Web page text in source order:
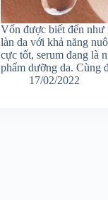
Vốn được biết đến như
làn da với khả năng
cực tốt, serum đang là
phẩm dưỡng da. Cùng
17/02/2022